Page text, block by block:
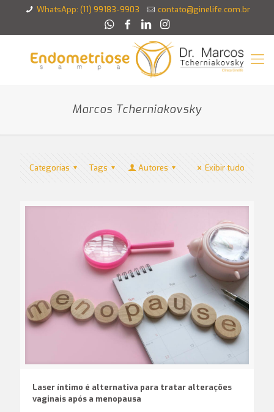
WhatsApp: (11) 99183-9903 contato@ginelife.com.br
Marcos Tcherniakovsky
Categorias Tags Autores Exibir tudo
Laser íntimo é alternativa para tratar alterações
vaginais após a menopausa